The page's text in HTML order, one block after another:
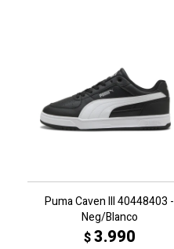
Puma Caven III 40448403 -
Neg/Blanco
$3.990